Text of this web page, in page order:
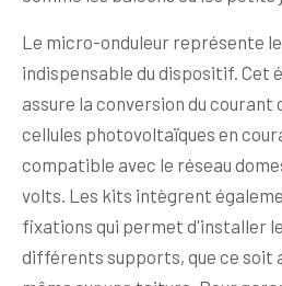
Le micro-onduleur représente
indispensable du dispositif. Cet
assure la conversion du
cellules photovoltaïques en
compatible avec le réseau
volts. Les kits intègrent
fixations qui permet d'installer
différents supports, que ce soit